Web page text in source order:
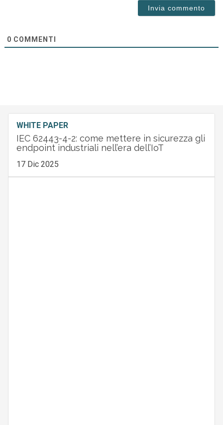
0 COMMENTI
WHITE PAPER
IEC 62443-4-2: come mettere in sicurezza gli
endpoint industriali nell’era dell’IoT
17 Dic 2025